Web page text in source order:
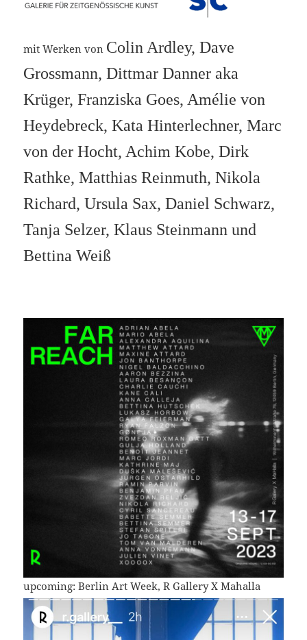
mit Werken von Colin Ardley, Dave
Grossmann, Dittmar Danner aka
Krüger, Franziska Goes, Amélie von
Heydebreck, Kata Hinterlechner, Marc
von der Hocht, Achim Kobe, Dirk
Rathke, Matthias Reinmuth, Nikola
Richard, Ursula Sax, Daniel Schwarz,
Tanja Selzer, Klaus Steinmann und
Bettina Weiß
upcoming: Berlin Art Week, R Gallery X Mahalla